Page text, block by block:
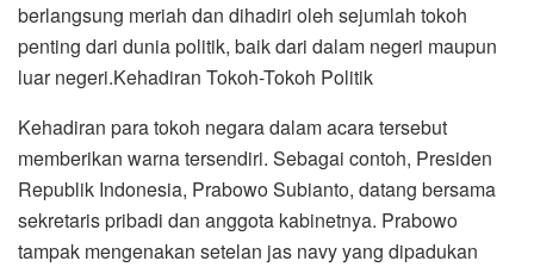
berlangsung meriah dan dihadiri oleh sejumlah tokoh
penting dari dunia politik, baik dari dalam negeri maupun
luar negeri.Kehadiran Tokoh-Tokoh Politik
Kehadiran para tokoh negara dalam acara tersebut
memberikan warna tersendiri. Sebagai contoh, Presiden
Republik Indonesia, Prabowo Subianto, datang bersama
sekretaris pribadi dan anggota kabinetnya. Prabowo
tampak mengenakan setelan jas navy yang dipadukan